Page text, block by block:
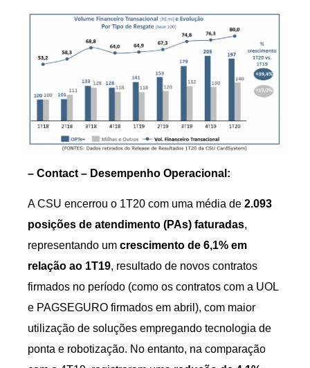
– Contact – Desempenho Operacional:
A CSU encerrou o 1T20 com uma média de 2.093
posições de atendimento (PAs) faturadas,
representando um crescimento de 6,1% em
relação ao 1T19, resultado de novos contratos
firmados no período (como os contratos com a UOL
e PAGSEGURO firmados em abril), com maior
utilização de soluções empregando tecnologia de
ponta e robotização. No entanto, na comparação